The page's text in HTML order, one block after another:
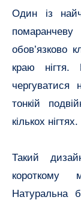
Один із
обов’язково
краю нігтя.
чергуватися
тонкій
кількох нігтях.
Такий
короткому
Натуральна